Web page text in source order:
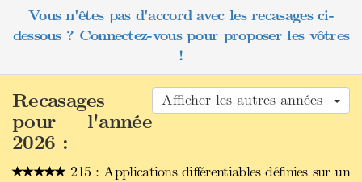
Vous n'êtes pas d'accord avec les recasages ci-
dessous ? Connectez-vous pour proposer les vôtres
!
Afficher les autres années
Recasages
pour l'année
2026 :
215 : Applications différentiables définies sur un